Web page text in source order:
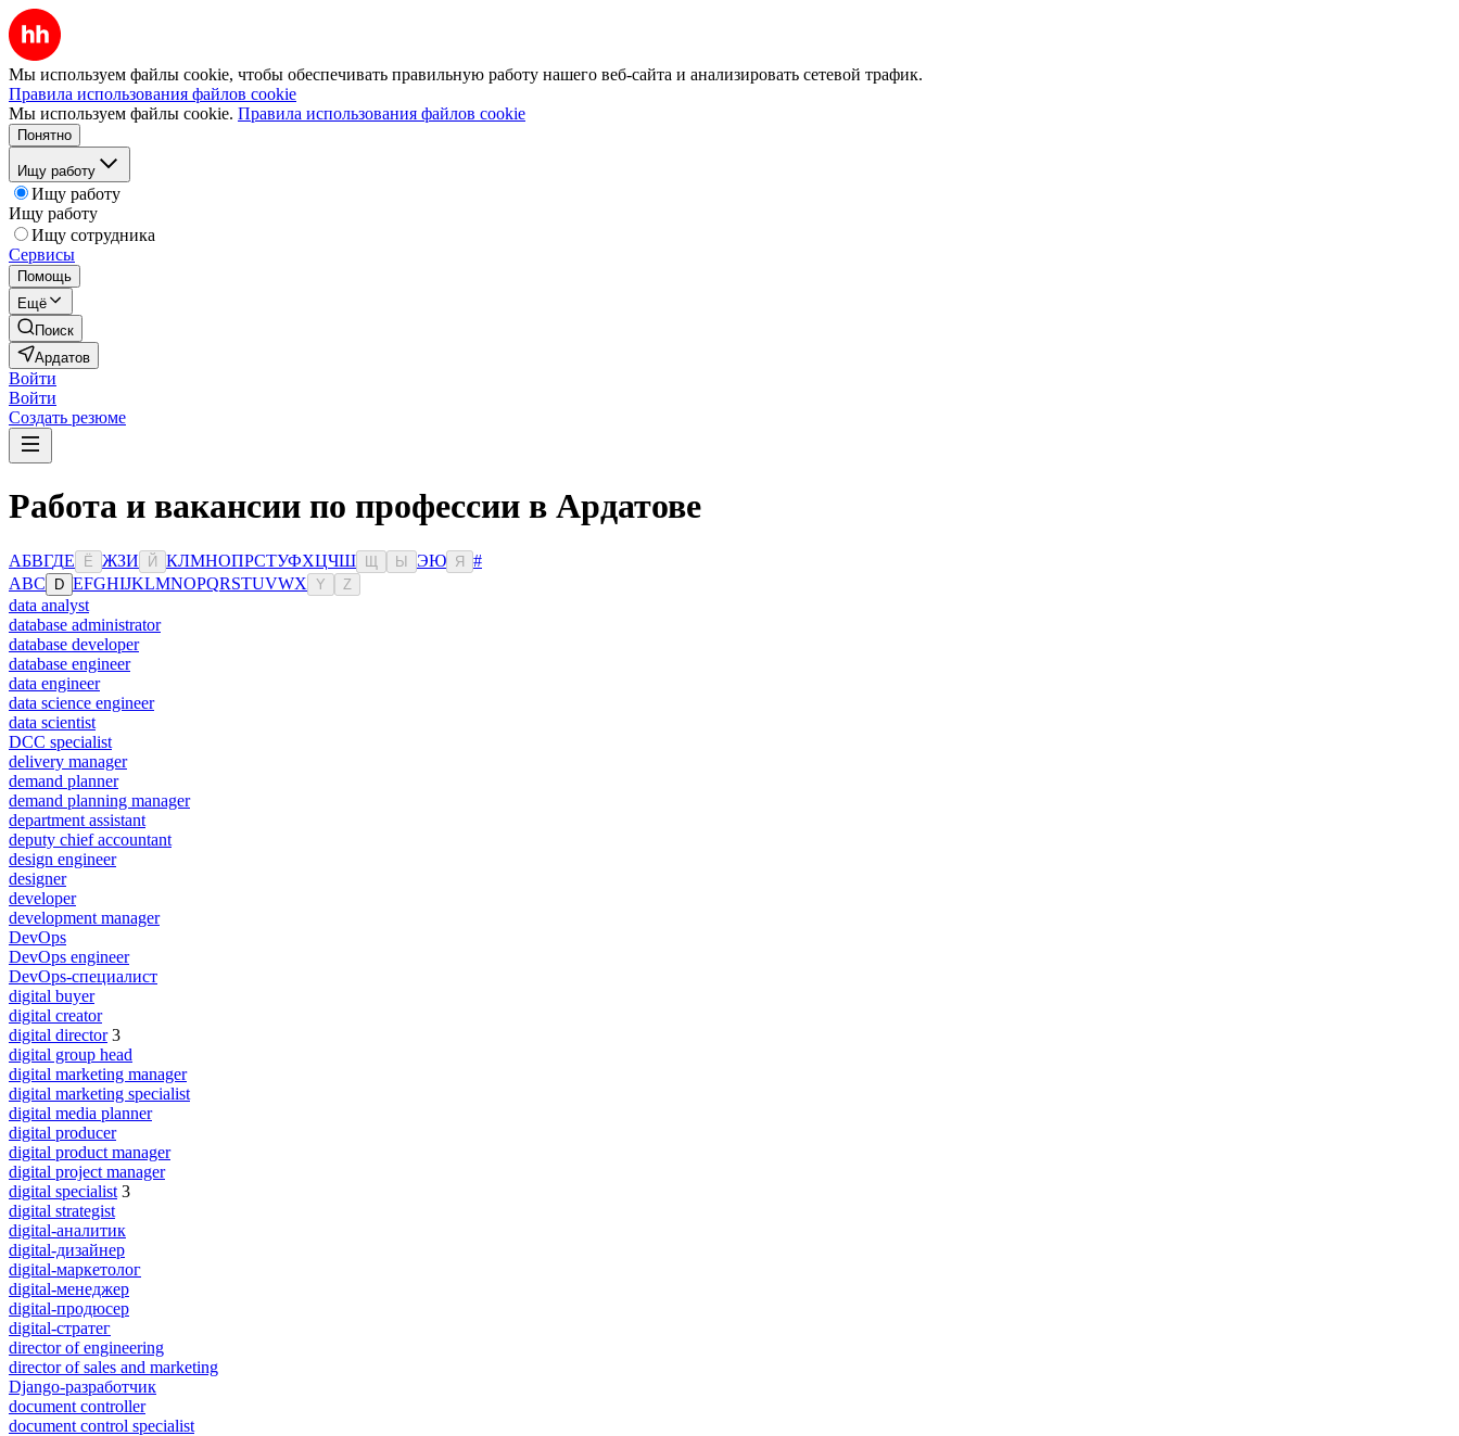
Мы используем файлы cookie, чтобы обеспечивать правильную работу нашего веб-сайта и анализировать сетевой трафик.
Правила использования файлов cookie
Мы используем файлы cookie. Правила использования файлов cookie
Понятно
Ищу работу
Ищу работу
Ищу работу
Ищу сотрудника
Сервисы
Помощь
Ещё
Поиск
Ардатов
Войти
Войти
Создать резюме
Работа и вакансии по профессии в Ардатове
АБВГДЕ Ё ЖЗИ Й КЛМНОПРСТУФХЦЧШ Ы ЭЮ Я
#
ABC D EFGHIJKLMNOPQRSTUVWX Y Z
data analyst
database administrator
database developer
database engineer
data engineer
data science engineer
data scientist
DCC specialist
delivery manager
demand planner
demand planning manager
department assistant
deputy chief accountant
design engineer
designer
developer
development manager
DevOps
DevOps engineer
DevOps-специалист
digital buyer
digital creator
digital director 3
digital group head
digital marketing manager
digital marketing specialist
digital media planner
digital producer
digital product manager
digital project manager
digital specialist 3
digital strategist
digital-аналитик
digital-дизайнер
digital-маркетолог
digital-менеджер
digital-продюсер
digital-стратег
director of engineering
director of sales and marketing
Django-разработчик
document controller
document control specialist